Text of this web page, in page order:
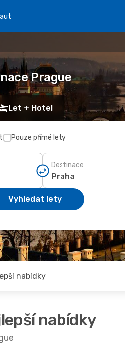
Prague
Let + Hotel
Pouze přímé lety
Destinace
Vyhledat lety
nabídky
nabídky